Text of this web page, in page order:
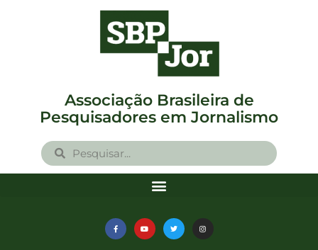
Associação Brasileira de
Pesquisadores em Jornalismo